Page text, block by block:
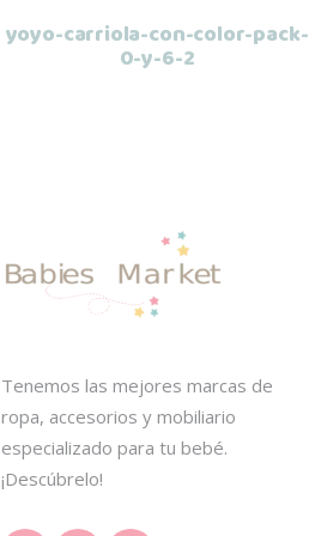
yoyo-carriola-con-color-pack-
0-y-6-2
Tenemos las mejores marcas de
ropa, accesorios y mobiliario
especializado para tu bebé.
¡Descúbrelo!